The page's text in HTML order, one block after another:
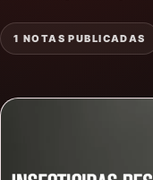
1 NOTAS PUBLICADAS